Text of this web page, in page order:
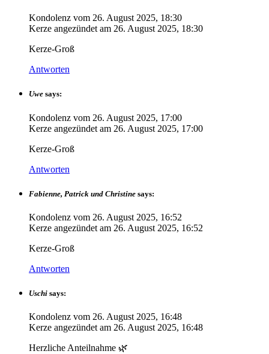
Kondolenz vom 26. August 2025, 18:30
Kerze angezündet am 26. August 2025, 18:30
Kerze-Groß
Antworten
Uwe says:
Kondolenz vom 26. August 2025, 17:00
Kerze angezündet am 26. August 2025, 17:00
Kerze-Groß
Antworten
Fabienne, Patrick und Christine says:
Kondolenz vom 26. August 2025, 16:52
Kerze angezündet am 26. August 2025, 16:52
Kerze-Groß
Antworten
Uschi says:
Kondolenz vom 26. August 2025, 16:48
Kerze angezündet am 26. August 2025, 16:48
Herzliche Anteilnahme 🌿